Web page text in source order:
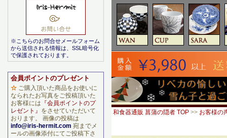
和食器通販 菖蒲の隠者 TOP >> お客様の
※こちらのお問合せメールフォーム
から送信される情報は、SSL暗号化
で保護されております。
会員ポイントのプレゼント
☆ ご購入頂いた商品をお使いに
なられたお写真をご投稿頂いた
お客様には 『会員ポイントのプ
レゼント』 をさせていただいて
おります。 画像の投稿は
info@iris-hermit.com 宛までメ
ールの画像添付にてご投稿下さ